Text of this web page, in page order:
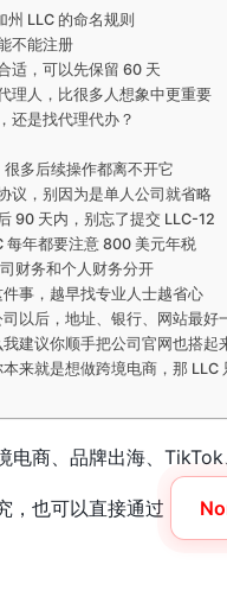
LLC 的命名规则
不能注册
适，可以先保留 60 天
理人，比很多人想象中更重要
还是找代理代办？
多后续操作都离不开它
议，别因为是单人公司就省略
90 天内，别忘了提交 LLC-12
每年都要注意 800 美元年税
财务和个人财务分开
事，越早找专业人士越省心
以后，地址、银行、网站最好
建议你顺手把公司官网也搭起
来就是想做跨境电商，那 LLC
电商、品牌出海、
，也可以直接通过